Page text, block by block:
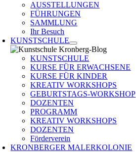
AUSSTELLUNGEN
FÜHRUNGEN
SAMMLUNG
Ihr Besuch
KUNSTSCHULE
KUNSTSCHULE
KURSE FÜR ERWACHSENE
KURSE FÜR KINDER
KREATIV WORKSHOPS
GEBURTSTAGS-WORKSHOP
DOZENTEN
PROGRAMM
KREATIV WORKSHOPS
DOZENTEN
Förderverein
KRONBERGER MALERKOLONIE